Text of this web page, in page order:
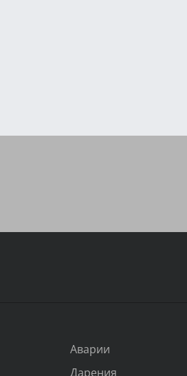
Аварии
Дарения